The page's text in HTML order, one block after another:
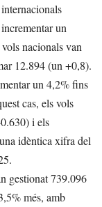
un
nacionals van
12.894 (un +0,8).
un 4,2% fins
cas, els vols
i els
idèntica xifra del
gestionat 739.096
més, amb